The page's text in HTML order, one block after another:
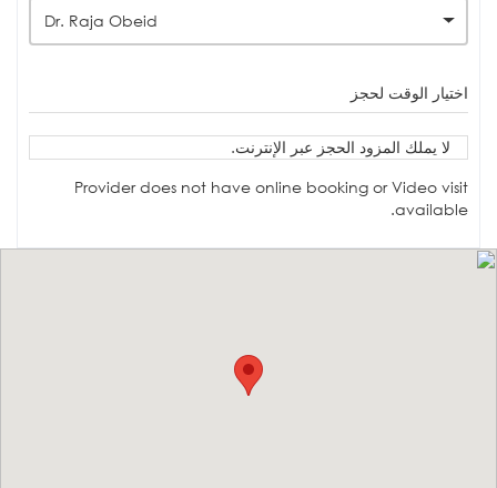
Dr. Raja Obeid
اختيار الوقت لحجز
لا يملك المزود الحجز عبر الإنترنت.
Provider does not have online booking or Video visit
available.